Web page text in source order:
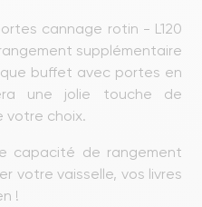
cannage rotin - L120
supplémentaire
buffet avec portes en
une jolie touche de
votre choix.
capacité de rangement
votre vaisselle, vos livres
!